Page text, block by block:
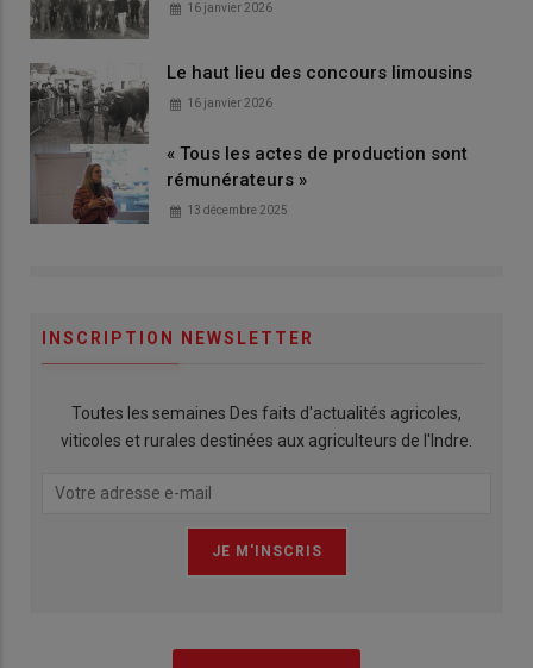
16 janvier 2026
Le haut lieu des concours limousins
16 janvier 2026
« Tous les actes de production sont
rémunérateurs »
13 décembre 2025
INSCRIPTION NEWSLETTER
Toutes les semaines Des faits d'actualités agricoles,
viticoles et rurales destinées aux agriculteurs de l'Indre.